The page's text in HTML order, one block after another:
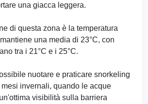
una giacca leggera.
di questa zona è la temperatura
una media di 23°C, con
tra i 21°C e i 25°C.
nuotare e praticare snorkeling
invernali, quando le acque
visibilità sulla barriera